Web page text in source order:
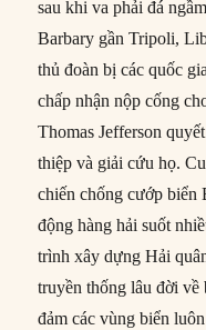
sau khi va phải đá
Barbary gần Tripoli,
thủ đoàn bị các quốc
chấp nhận nộp cống
Thomas Jefferson
thiệp và giải cứu họ.
chiến chống cướp biển
động hàng hải suốt
trình xây dựng Hải
truyền thống lâu đời về
đảm các vùng biển